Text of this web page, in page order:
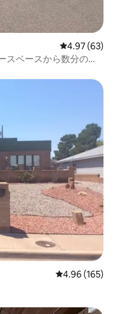
レビュー63
4.97 (63)
スベースから数分の
レビュー165
4.96 (165)